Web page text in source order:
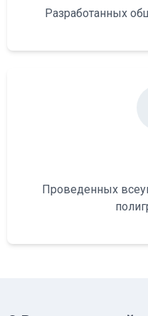
Разработанных
Проведенных